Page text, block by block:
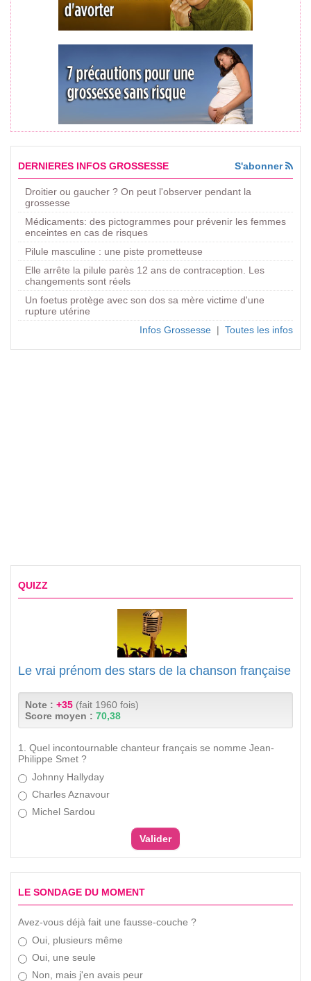
DERNIERES INFOS GROSSESSE S'abonner
Droitier ou gaucher ? On peut l'observer pendant la
grossesse
Médicaments: des pictogrammes pour prévenir les femmes
enceintes en cas de risques
Pilule masculine : une piste prometteuse
Elle arrête la pilule parès 12 ans de contraception. Les
changements sont réels
Un foetus protège avec son dos sa mère victime d'une
rupture utérine
Infos Grossesse | Toutes les infos
QUIZZ
Le vrai prénom des stars de la chanson française
Note : +35 (fait 1960 fois)
Score moyen : 70,38
1. Quel incontournable chanteur français se nomme Jean-
Philippe Smet ?
Johnny Hallyday
Charles Aznavour
Michel Sardou
LE SONDAGE DU MOMENT
Avez-vous déjà fait une fausse-couche ?
Oui, plusieurs même
Oui, une seule
Non, mais j'en avais peur